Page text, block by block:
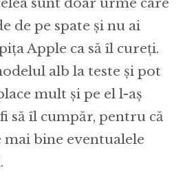
sunt doar urme care
de pe spate și nu ai
Apple ca să îl cureți.
alb la teste și pot
mult și pe el l-aș
să îl cumpăr, pentru că
mai bine eventualele